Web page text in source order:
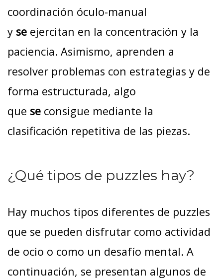
coordinación óculo-manual
y se ejercitan en la concentración y la
paciencia. Asimismo, aprenden a
resolver problemas con estrategias y de
forma estructurada, algo
que se consigue mediante la
clasificación repetitiva de las piezas.
¿Qué tipos de puzzles hay?
Hay muchos tipos diferentes de puzzles
que se pueden disfrutar como actividad
de ocio o como un desafío mental. A
continuación, se presentan algunos de